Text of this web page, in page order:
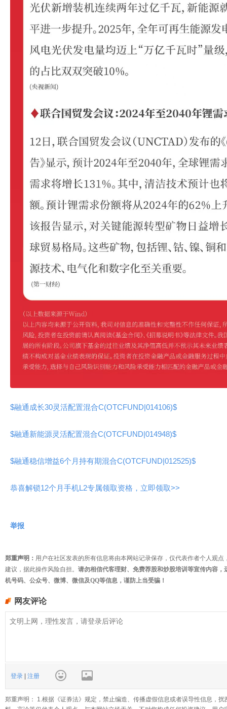
$融通成长30灵活配置混合C(OTCFUND|014106)$
$融通新能源灵活配置混合C(OTCFUND|014948)$
$融通稳信增益6个月持有期混合C(OTCFUND|012525)$
恭喜解锁12个月手机L2专属领取资格，立即领取>>
举报
郑重声明： 用户在社区发表的所有信息将由本网站记录保存，仅代表作者个人观
建议，据此操作风险自担。 请勿相信代客理财、免费荐股和炒股培训等宣传内容
机号码、公众号、微博、微信及QQ等信息，谨防上当受骗！
网友评论
登录 | 注册
郑重声明： 1.根据《证券法》规定，禁止编造、传播虚假信息或者误导性信息，